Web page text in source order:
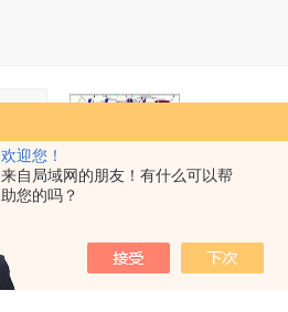
欢迎您！
来自局域网的朋友！有什么可以帮
助您的吗？
请输入计